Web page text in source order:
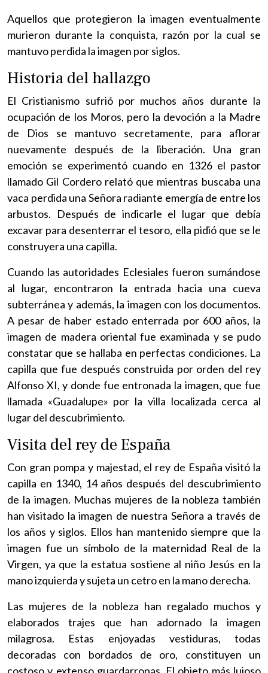
Aquellos que protegieron la imagen eventualmente
murieron durante la conquista, razón por la cual se
mantuvo perdida la imagen por siglos.
Historia del hallazgo
El Cristianismo sufrió por muchos años durante la
ocupación de los Moros, pero la devoción a la Madre
de Dios se mantuvo secretamente, para aflorar
nuevamente después de la liberación. Una gran
emoción se experimentó cuando en 1326 el pastor
llamado Gil Cordero relató que mientras buscaba una
vaca perdida una Señora radiante emergía de entre los
arbustos. Después de indicarle el lugar que debía
excavar para desenterrar el tesoro, ella pidió que se le
construyera una capilla.
Cuando las autoridades Eclesiales fueron sumándose
al lugar, encontraron la entrada hacia una cueva
subterránea y además, la imagen con los documentos.
A pesar de haber estado enterrada por 600 años, la
imagen de madera oriental fue examinada y se pudo
constatar que se hallaba en perfectas condiciones. La
capilla que fue después construida por orden del rey
Alfonso XI, y donde fue entronada la imagen, que fue
llamada «Guadalupe» por la villa localizada cerca al
lugar del descubrimiento.
Visita del rey de España
Con gran pompa y majestad, el rey de España visitó la
capilla en 1340, 14 años después del descubrimiento
de la imagen. Muchas mujeres de la nobleza también
han visitado la imagen de nuestra Señora a través de
los años y siglos. Ellos han mantenido siempre que la
imagen fue un símbolo de la maternidad Real de la
Virgen, ya que la estatua sostiene al niño Jesús en la
mano izquierda y sujeta un cetro en la mano derecha.
Las mujeres de la nobleza han regalado muchos y
elaborados trajes que han adornado la imagen
milagrosa. Estas enjoyadas vestiduras, todas
decoradas con bordados de oro, constituyen un
costoso y extenso guardarropas. El objeto más lujoso